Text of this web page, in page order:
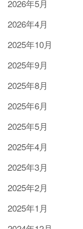
2026年5月
2026年4月
2025年10月
2025年9月
2025年8月
2025年6月
2025年5月
2025年4月
2025年3月
2025年2月
2025年1月